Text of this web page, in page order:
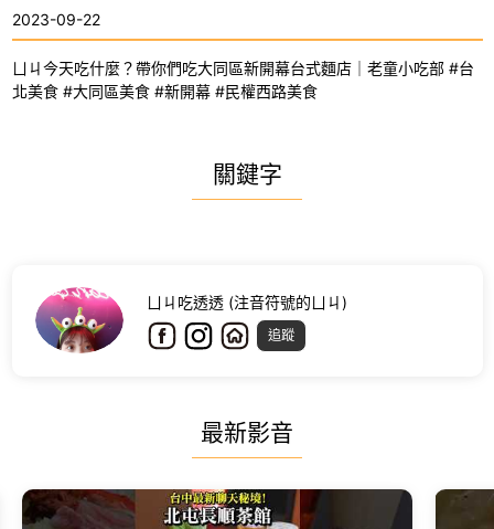
2023-09-22
ㄩㄐ今天吃什麼？帶你們吃大同區新開幕台式麵店｜老童小吃部 #台
北美食 #大同區美食 #新開幕 #民權西路美食
關鍵字
ㄩㄐ吃透透 (注音符號的ㄩㄐ)
追蹤
最新影音